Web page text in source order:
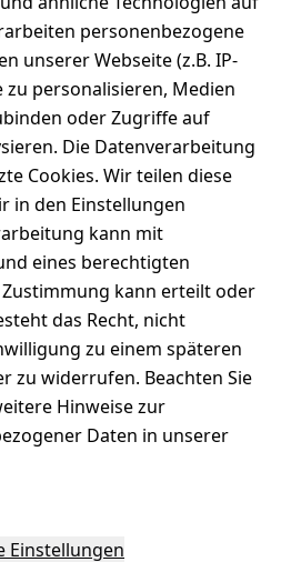
personenbezogene
unserer Webseite (z.B. IP-
zu personalisieren, Medien
oder Zugriffe auf
Die Datenverarbeitung
Cookies. Wir teilen diese
in den Einstellungen
kann mit
eines berechtigten
kann erteilt oder
das Recht, nicht
zu einem späteren
zu widerrufen. Beachten Sie
Hinweise zur
Daten in unserer
Einstellungen
Geld wert. Festpreis in
einsenden, Auszahlung